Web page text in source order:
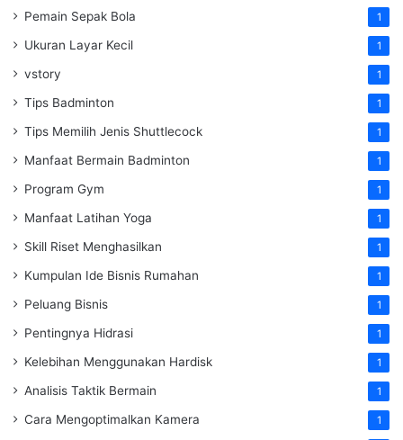
Pemain Sepak Bola 1
Ukuran Layar Kecil 1
vstory 1
Tips Badminton 1
Tips Memilih Jenis Shuttlecock 1
Manfaat Bermain Badminton 1
Program Gym 1
Manfaat Latihan Yoga 1
Skill Riset Menghasilkan 1
Kumpulan Ide Bisnis Rumahan 1
Peluang Bisnis 1
Pentingnya Hidrasi 1
Kelebihan Menggunakan Hardisk 1
Analisis Taktik Bermain 1
Cara Mengoptimalkan Kamera 1